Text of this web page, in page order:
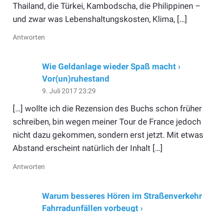
Thailand, die Türkei, Kambodscha, die Philippinen –
und zwar was Lebenshaltungskosten, Klima, […]
Antworten
Wie Geldanlage wieder Spaß macht ›
Vor(un)ruhestand
9. Juli 2017 23:29
[…] wollte ich die Rezension des Buchs schon früher
schreiben, bin wegen meiner Tour de France jedoch
nicht dazu gekommen, sondern erst jetzt. Mit etwas
Abstand erscheint natürlich der Inhalt […]
Antworten
Warum besseres Hören im Straßenverkehr
Fahrradunfällen vorbeugt ›